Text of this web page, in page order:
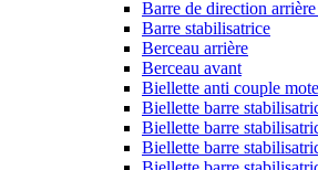
Barre de direction
Barre stabilisatrice
Berceau arrière
Berceau avant
Biellette anti couple
Biellette barre
Biellette barre
Biellette barre